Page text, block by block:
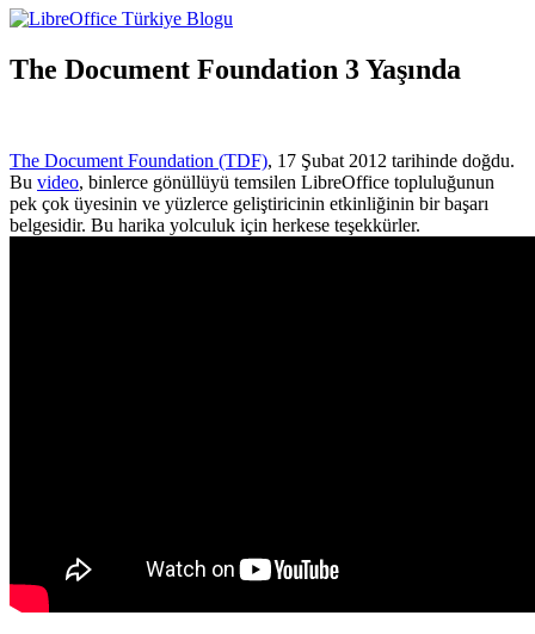
The Document Foundation 3 Yaşında
The Document Foundation (TDF), 17 Şubat 2012 tarihinde doğdu.
Bu video, binlerce gönüllüyü temsilen LibreOffice topluluğunun
pek çok üyesinin ve yüzlerce geliştiricinin etkinliğinin bir başarı
belgesidir. Bu harika yolculuk için herkese teşekkürler.